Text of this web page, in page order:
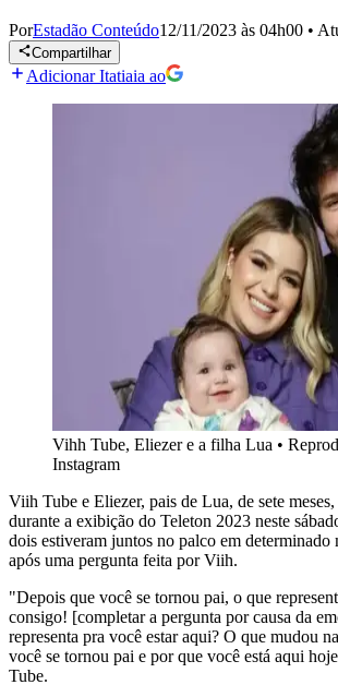
PorEstadão Conteúdo12/11/2023 às 04h00 •
Compartilhar
Adicionar Itatiaia ao
Vihh Tube, Eliezer e a filha Lua •
Instagram
Viih Tube e Eliezer, pais de Lua, de sete
durante a exibição do Teleton 2023 neste
dois estiveram juntos no palco em determinado
após uma pergunta feita por Viih.
"Depois que você se tornou pai, o que
consigo! [completar a pergunta por causa da
representa pra você estar aqui? O que mudou
você se tornou pai e por que você está aqui
Tube.